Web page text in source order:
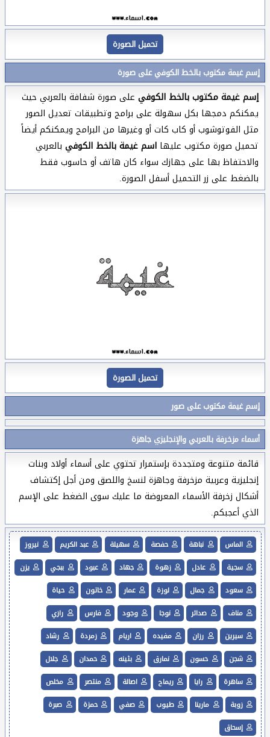
تحميل الصورة
إسم غيمة مكتوب بالخط الكوفي على صورة
إسم غيمة مكتوب بالخط الكوفي على صورة شفافة بالعربي حيث
يمكنكم دمجها بكل سهولة على برامج وتطبيقات تعديل الصور
مثل الفوتوشوب أو كاب كات أو وغيرها من البرامج ويمكنكم أيضاً
تحميل صورة مكتوب عليها اسم غيمة بالخط الكوفي بالعربي
والاحتفاظ بها على جهازك سواء كان هاتف أو حاسوب فقط
بالضغط على زر التحميل أسفل الصورة.
تحميل الصورة
إسم غيمة مكتوب على صور
أسماء مزخرفة بالعربي والإنجليزي جاهزة
قائمة متنوعة ومتجددة بإستمرار تحتوي على أسماء أولاد وبنات
إنجليزية وعربية مزخرفة وجاهزة لنسخ واللصق ومن أجل إكتشاف
أشكال زخرفة الأسماء المعروضة ما عليك سوى الضغط على الإسم
الذي أعجبكم.
الماس نباهة حفصة سهيلة عبد الكريم
نيروز
سجية
عادل زهوة جهاد عبود ببجي
يزن
سعود
جمال لوزة عمار خاتون
حياة
مناف
صدائر نوجا وجود فارس
رازي
سيرين
رزان مفيده اريام زمردة
رشاد
شجن
حسون نمارق بثينه حمدان
جلال
ساهرة
رايا ريماح اصالة منتصر
مخلص
زوبة
مارينا طيوب صفي حمزة
صبرة
إسحاق